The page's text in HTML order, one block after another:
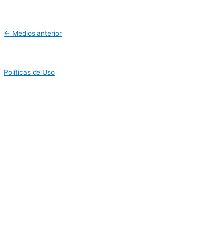
← Medios anterior
Políticas de Uso